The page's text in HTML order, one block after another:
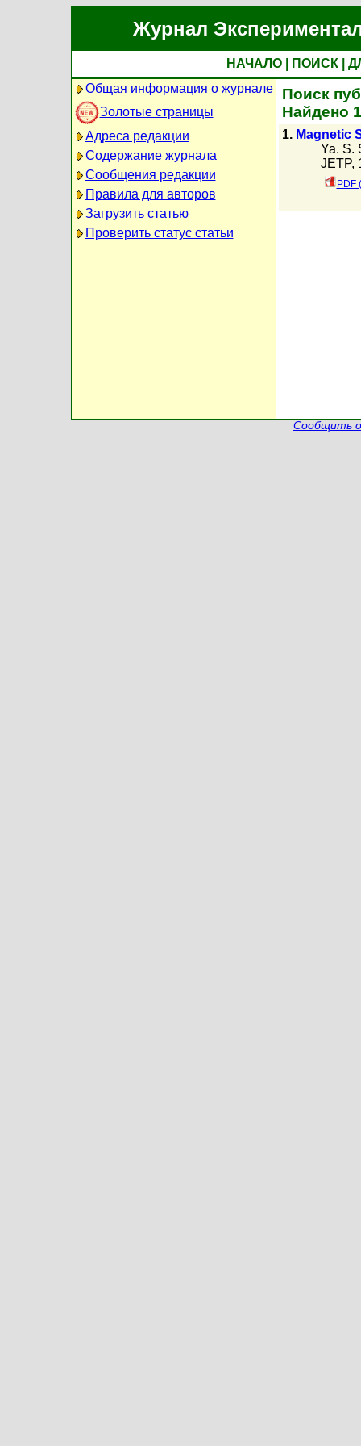
Журнал
НАЧАЛО ПОИСК
Общая информация о журнале
Золотые страницы
Адреса редакции
Содержание журнала
Сообщения редакции
Правила для авторов
Загрузить статью
Проверить статус статьи
Поиск
Найдено 1
1. Magnetic
Ya. S.
JETP,
PDF
Сообщить о